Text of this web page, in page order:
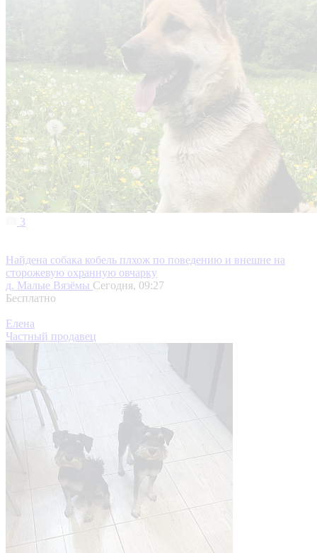
3
Найдена собака кобель плхож по поведению и внешне на
сторожевую охранную овчарку
д. Малые Вязёмы Сегодня, 09:27
Бесплатно
Елена
Частный продавец